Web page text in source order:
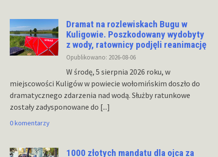
Dramat na rozlewiskach Bugu w
Kuligowie. Poszkodowany wydobyty
z wody, ratownicy podjęli reanimację
Opublikowano: 2026-08-06
W środę, 5 sierpnia 2026 roku, w
miejscowości Kuligów w powiecie wołomińskim doszło do
dramatycznego zdarzenia nad wodą. Służby ratunkowe
zostały zadysponowane do [...]
0 komentarzy
1000 złotych mandatu dla ojca za